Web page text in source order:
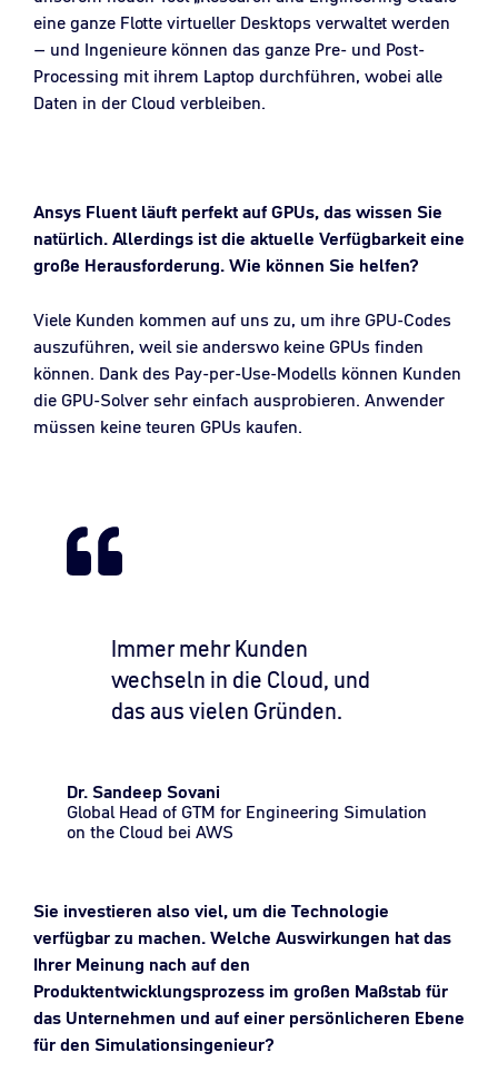
eine ganze Flotte virtueller Desktops verwaltet werden
– und Ingenieure können das ganze Pre- und Post-
Processing mit ihrem Laptop durchführen, wobei alle
Daten in der Cloud verbleiben.
Ansys Fluent läuft perfekt auf GPUs, das wissen Sie
natürlich. Allerdings ist die aktuelle Verfügbarkeit eine
große Herausforderung. Wie können Sie helfen?
Viele Kunden kommen auf uns zu, um ihre GPU-Codes
auszuführen, weil sie anderswo keine GPUs finden
können. Dank des Pay-per-Use-Modells können Kunden
die GPU-Solver sehr einfach ausprobieren. Anwender
müssen keine teuren GPUs kaufen.
Immer mehr Kunden
wechseln in die Cloud, und
das aus vielen Gründen.
Dr. Sandeep Sovani
Global Head of GTM for Engineering Simulation
on the Cloud bei AWS
Sie investieren also viel, um die Technologie
verfügbar zu machen. Welche Auswirkungen hat das
Ihrer Meinung nach auf den
Produktentwicklungsprozess im großen Maßstab für
das Unternehmen und auf einer persönlicheren Ebene
für den Simulationsingenieur?